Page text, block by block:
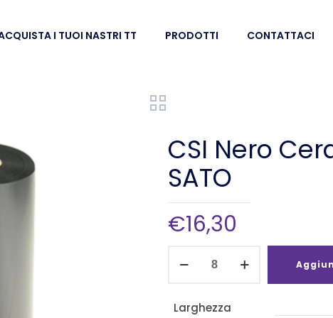
I TUOI NASTRI TT PRODOTTI CONTATTACI
CSI Nero
SATO
€16,30
152mm
Larghezza